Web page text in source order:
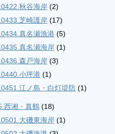
秋谷海岸 (2)
芝崎護岸 (17)
真名瀬漁港 (5)
真名瀬海岸 (1)
森戸海岸 (3)
小坪港 (1)
江ノ島・白灯堤防 (1)
西湘・真鶴 (18)
大磯東海岸 (1)